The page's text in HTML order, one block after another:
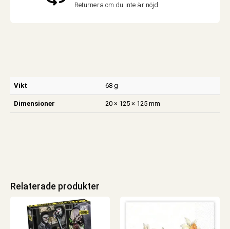
Returnera om du inte är nöjd
Vikt 68 g
Dimensioner 20 × 125 × 125 mm
Relaterade produkter